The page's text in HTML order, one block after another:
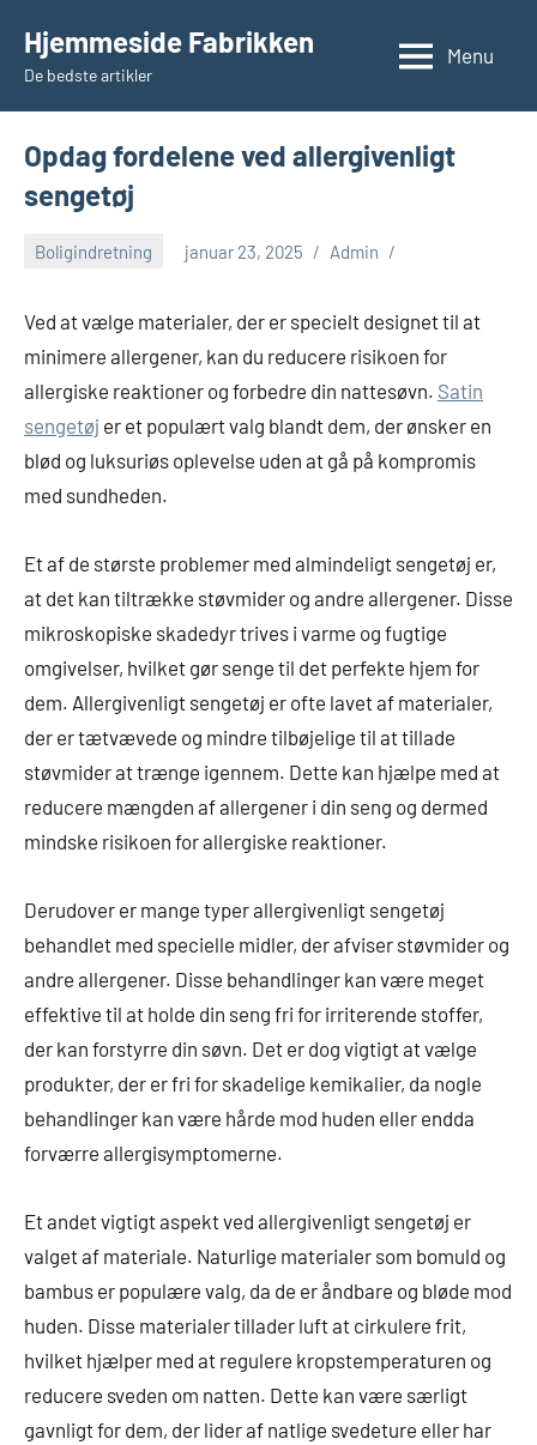
indhold
Hjemmeside Fabrikken
De bedste artikler
Menu
Opdag fordelene ved allergivenligt
sengetøj
Boligindretning januar 23, 2025 Admin
Ved at vælge materialer, der er specielt designet til at
minimere allergener, kan du reducere risikoen for
allergiske reaktioner og forbedre din nattesøvn. Satin
sengetøj er et populært valg blandt dem, der ønsker en
blød og luksuriøs oplevelse uden at gå på kompromis
med sundheden.
Et af de største problemer med almindeligt sengetøj er,
at det kan tiltrække støvmider og andre allergener. Disse
mikroskopiske skadedyr trives i varme og fugtige
omgivelser, hvilket gør senge til det perfekte hjem for
dem. Allergivenligt sengetøj er ofte lavet af materialer,
der er tætvævede og mindre tilbøjelige til at tillade
støvmider at trænge igennem. Dette kan hjælpe med at
reducere mængden af allergener i din seng og dermed
mindske risikoen for allergiske reaktioner.
Derudover er mange typer allergivenligt sengetøj
behandlet med specielle midler, der afviser støvmider og
andre allergener. Disse behandlinger kan være meget
effektive til at holde din seng fri for irriterende stoffer,
der kan forstyrre din søvn. Det er dog vigtigt at vælge
produkter, der er fri for skadelige kemikalier, da nogle
behandlinger kan være hårde mod huden eller endda
forværre allergisymptomerne.
Et andet vigtigt aspekt ved allergivenligt sengetøj er
valget af materiale. Naturlige materialer som bomuld og
bambus er populære valg, da de er åndbare og bløde mod
huden. Disse materialer tillader luft at cirkulere frit,
hvilket hjælper med at regulere kropstemperaturen og
reducere sveden om natten. Dette kan være særligt
gavnligt for dem, der lider af natlige svedeture eller har